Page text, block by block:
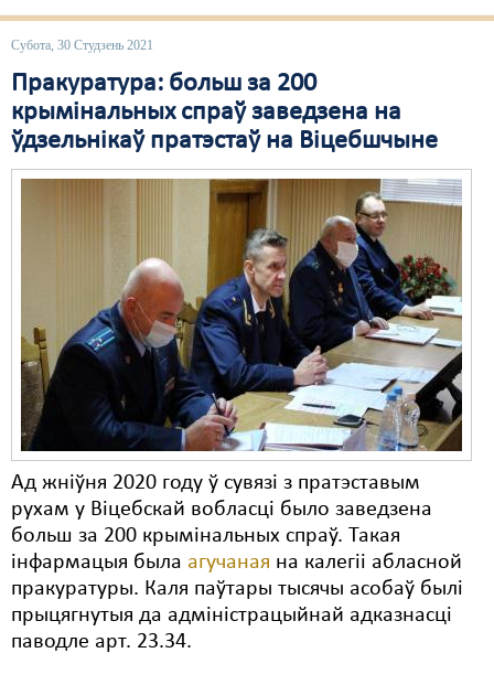
Субота, 30 Студзень 2021
Пракуратура: больш за 200
крымінальных спраў заведзена на
ўдзельнікаў пратэстаў на Віцебшчыне
Ад жніўня 2020 году ў сувязі з пратэставым
рухам у Віцебскай вобласці было заведзена
больш за 200 крымінальных спраў. Такая
інфармацыя была агучаная на калегіі абласной
пракуратуры. Каля паўтары тысячы асобаў былі
прыцягнутыя да адміністрацыйнай адказнасці
паводле арт. 23.34.